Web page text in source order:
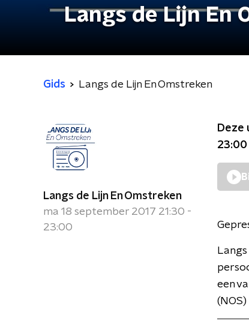
Langs de Lijn En
Gids Langs de Lijn En Omstreken
Langs de Lijn En Omstreken
ma 18 september 2017 21:30 -
23:00
Deze
23:00
een
(NOS)